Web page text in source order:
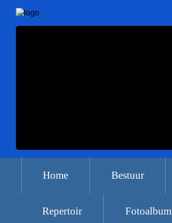
Home Bestuur
Repertoir Fotoalbum